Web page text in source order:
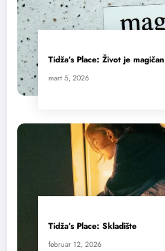
Tidža’s Place: Život je magičan
mart 5, 2026
Tidža’s Place: Skladište
februar 12, 2026